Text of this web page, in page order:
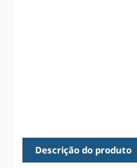
Descrição do produto